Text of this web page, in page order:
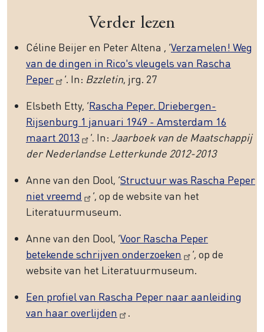
Verder lezen
Céline Beijer en Peter Altena , ‘Verzamelen! Weg
van de dingen in Rico's vleugels van Rascha
Peper
’. In: Bzzletin, jrg. 27
Elsbeth Etty, ‘Rascha Peper. Driebergen-
Rijsenburg 1 januari 1949 - Amsterdam 16
maart 2013
’. In: Jaarboek van de Maatschappij
der Nederlandse Letterkunde 2012-2013
Anne van den Dool, ‘Structuur was Rascha Peper
niet vreemd
’, op de website van het
Literatuurmuseum.
Anne van den Dool, ‘Voor Rascha Peper
betekende schrijven onderzoeken
’, op de
website van het Literatuurmuseum.
Een profiel van Rascha Peper naar aanleiding
van haar overlijden
.